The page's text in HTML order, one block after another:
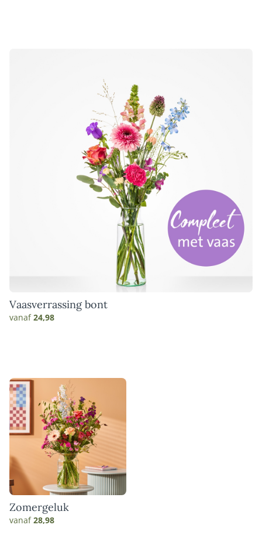
Vaasverrassing bont
vanaf24,98
Zomergeluk
vanaf28,98